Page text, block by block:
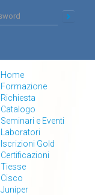
Home
Formazione
Richiesta
Catalogo
Seminari e Eventi
Laboratori
Iscrizioni Gold
Certificazioni
Tiesse
Cisco
Juniper